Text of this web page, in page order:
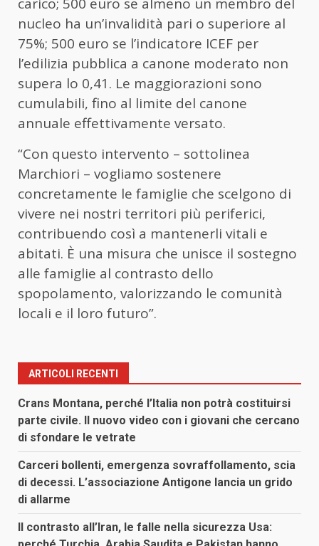
carico; 500 euro se almeno un membro del
nucleo ha un’invalidità pari o superiore al
75%; 500 euro se l’indicatore ICEF per
l’edilizia pubblica a canone moderato non
supera lo 0,41. Le maggiorazioni sono
cumulabili, fino al limite del canone
annuale effettivamente versato.
“Con questo intervento – sottolinea
Marchiori – vogliamo sostenere
concretamente le famiglie che scelgono di
vivere nei nostri territori più periferici,
contribuendo così a mantenerli vitali e
abitati. È una misura che unisce il sostegno
alle famiglie al contrasto dello
spopolamento, valorizzando le comunità
locali e il loro futuro”.
ARTICOLI RECENTI
Crans Montana, perché l’Italia non potrà costituirsi
parte civile. Il nuovo video con i giovani che cercano
di sfondare le vetrate
Carceri bollenti, emergenza sovraffollamento, scia
di decessi. L’associazione Antigone lancia un grido
di allarme
Il contrasto all’Iran, le falle nella sicurezza Usa: